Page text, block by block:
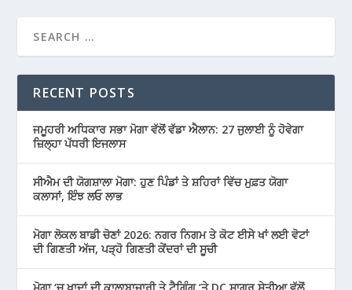
RECENT POSTS
ਜਮੂਹਰੀ ਅਧਿਕਾਰ ਸਭਾ ਮੋਗਾ ਵੱਲੋਂ ਵੱਡਾ ਐਲਾਨ: 27 ਜੁਲਾਈ ਨੂੰ ਹੋਵੇਗਾ
ਜ਼ਿਲ੍ਹਾ ਪੱਧਰੀ ਇਜਲਾਸ
ਸੀਐਮ ਦੀ ਯੋਗਸ਼ਾਲਾ ਮੋਗਾ: ਹੁਣ ਪਿੰਡਾਂ ਤੇ ਸ਼ਹਿਰਾਂ ਵਿੱਚ ਮੁਫ਼ਤ ਯੋਗਾ
ਕਲਾਸਾਂ, ਇੰਝ ਲਓ ਲਾਭ
ਮੋਗਾ ਲੋਕਲ ਬਾਡੀ ਚੋਣਾਂ 2026: ਨਗਰ ਨਿਗਮ ਤੇ ਕੋਟ ਈਸੇ ਖਾਂ ਲਈ ਵੋਟਾਂ
ਦੀ ਗਿਣਤੀ ਅੱਜ, ਪੜ੍ਹੋ ਗਿਣਤੀ ਕੇਂਦਰਾਂ ਦੀ ਸੂਚੀ